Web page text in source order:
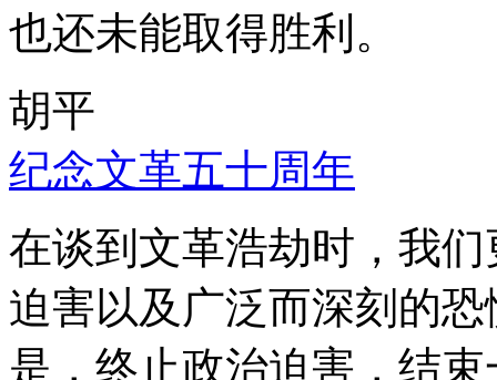
也还未能取得胜利。
胡平
纪念文革五十周年
在谈到文革浩劫时，我
迫害以及广泛而深刻的
是，终止政治迫害，结